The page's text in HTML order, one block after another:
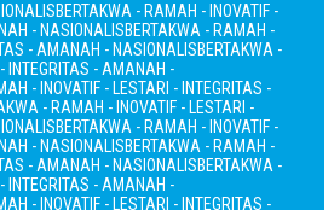
BERTAKWA - RAMAH - INOVATIF -
- NASIONALISBERTAKWA - RAMAH -
- AMANAH - NASIONALISBERTAKWA -
INTEGRITAS - AMANAH -
- INOVATIF - LESTARI - INTEGRITAS -
- RAMAH - INOVATIF - LESTARI -
BERTAKWA - RAMAH - INOVATIF -
- NASIONALISBERTAKWA - RAMAH -
- AMANAH - NASIONALISBERTAKWA -
INTEGRITAS - AMANAH -
- INOVATIF - LESTARI - INTEGRITAS -